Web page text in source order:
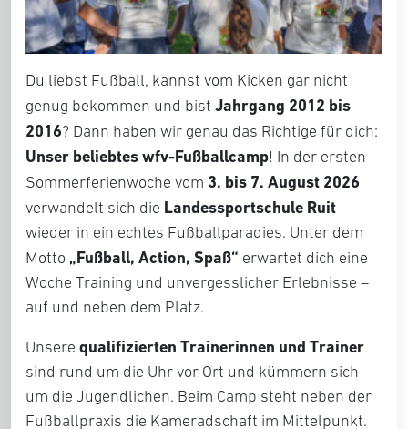
Du liebst Fußball, kannst vom Kicken gar nicht
genug bekommen und bist Jahrgang 2012 bis
2016? Dann haben wir genau das Richtige für dich:
Unser beliebtes wfv-Fußballcamp! In der ersten
Sommerferienwoche vom 3. bis 7. August 2026
verwandelt sich die Landessportschule Ruit
wieder in ein echtes Fußballparadies. Unter dem
Motto „Fußball, Action, Spaß“ erwartet dich eine
Woche Training und unvergesslicher Erlebnisse –
auf und neben dem Platz.
Unsere qualifizierten Trainerinnen und Trainer
sind rund um die Uhr vor Ort und kümmern sich
um die Jugendlichen. Beim Camp steht neben der
Fußballpraxis die Kameradschaft im Mittelpunkt.